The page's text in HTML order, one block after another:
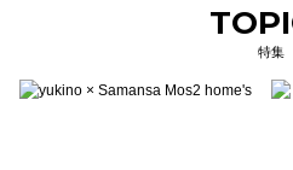
特集